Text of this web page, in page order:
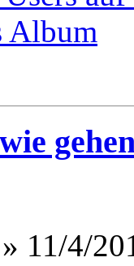
Album
» 11/4/